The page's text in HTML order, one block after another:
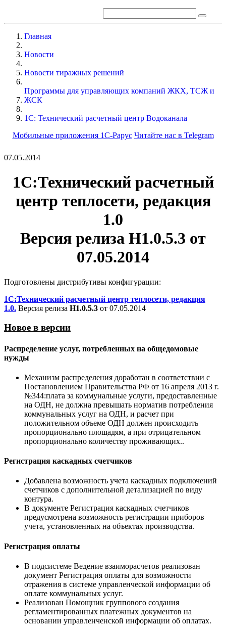
Главная
Новости
Новости тиражных решений
Программы для управляющих компаний ЖКХ, ТСЖ и
ЖСК
1С: Технический расчетный центр Водоканала
Мобильные приложения 1С-Рарус Читайте нас в Telegram
07.05.2014
1С:Технический расчетный
центр теплосети, редакция
1.0
Версия релиза Н1.0.5.3 от
07.05.2014
Подготовлены дистрибутивы конфигурации:
1С:Технический расчетный центр теплосети, редакция
1.0. Версия релиза Н1.0.5.3 от 07.05.2014
Новое в версии
Распределение услуг, потребленных на общедомовые
нужды
Механизм распределения доработан в соответствии с
Постановлением Правительства РФ от 16 апреля 2013 г.
№344:плата за коммунальные услуги, предоставленные
на ОДН, не должна превышать норматив потребления
коммунальных услуг на ОДН, и расчет при
положительном объеме ОДН должен происходить
пропорционально площадям, а при отрицательном
пропорционально количеству проживающих..
Регистрация каскадных счетчиков
Добавлена возможность учета каскадных подключений
счетчиков с дополнительной детализацией по виду
контура.
В документе Регистрация каскадных счетчиков
предусмотрена возможность регистрации приборов
учета, установленных на объектах производства.
Регистрация оплаты
В подсистеме Ведение взаиморасчетов реализован
документ Регистрация оплаты для возможности
отражения в системе управленческой информации об
оплате коммунальных услуг.
Реализован Помощник группового создания
регламентированных платежных документов на
основании управленченской информации об оплатах.